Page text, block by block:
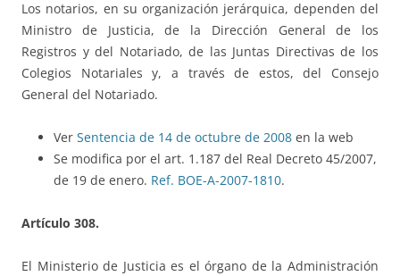
Los notarios, en su organización jerárquica, dependen del
Ministro de Justicia, de la Dirección General de los
Registros y del Notariado, de las Juntas Directivas de los
Colegios Notariales y, a través de estos, del Consejo
General del Notariado.
Ver Sentencia de 14 de octubre de 2008 en la web
Se modifica por el art. 1.187 del Real Decreto 45/2007,
de 19 de enero. Ref. BOE-A-2007-1810.
Artículo 308.
El Ministerio de Justicia es el órgano de la Administración